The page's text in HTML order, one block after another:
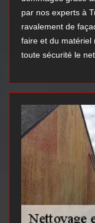
par nos experts à
ravalement de
faire et du matériel
toute sécurité le